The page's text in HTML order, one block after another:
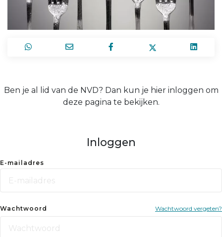
Ben je al lid van de NVD? Dan kun je hier inloggen om
deze pagina te bekijken.
Inloggen
E-mailadres
Wachtwoord Wachtwoord vergeten?